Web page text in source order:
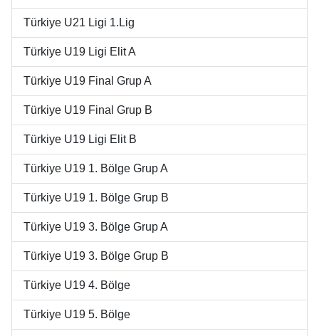
Türkiye U21 Ligi 1.Lig
Türkiye U19 Ligi Elit A
Türkiye U19 Final Grup A
Türkiye U19 Final Grup B
Türkiye U19 Ligi Elit B
Türkiye U19 1. Bölge Grup A
Türkiye U19 1. Bölge Grup B
Türkiye U19 3. Bölge Grup A
Türkiye U19 3. Bölge Grup B
Türkiye U19 4. Bölge
Türkiye U19 5. Bölge